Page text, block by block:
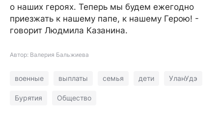
о наших героях. Теперь мы будем ежегодно
приезжать к нашему папе, к нашему Герою! -
говорит Людмила Казанина.
Автор: Валерия Бальжиева
военные выплаты семья дети УланУдэ
Бурятия Общество